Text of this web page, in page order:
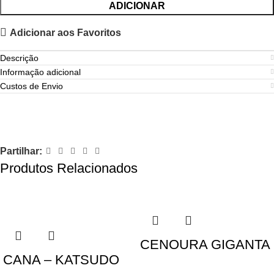
ADICIONAR
Adicionar aos Favoritos
Descrição
Informação adicional
Custos de Envio
Partilhar:
Produtos Relacionados
CANA – KATSUDO
CENOURA GIGANTA